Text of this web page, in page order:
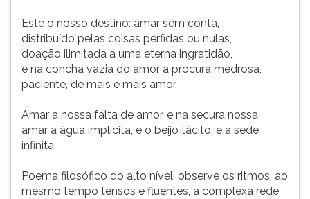
Este o nosso destino: amar sem conta,
distribuído pelas coisas pérfidas ou nulas,
doação ilimitada a uma eterna ingratidão,
e na concha vazia do amor a procura medrosa,
paciente, de mais e mais amor.
Amar a nossa falta de amor, e na secura nossa
amar a água implícita, e o beijo tácito, e a sede
infinita.
Poema filosófico do alto nível, observe os ritmos, ao
mesmo tempo tensos e fluentes, a complexa rede